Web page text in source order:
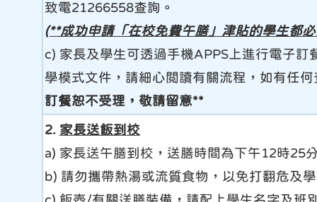
致電21266558查詢。
(**成功申請「在校免費午膳」津貼的學生都
c) 家長及學生可透過手機APPS上進行電子
學模式文件，請細心閲讀有關流程，如有任
訂餐恕不受理，敬請留意**
2. 家長送飯到校
a) 家長送午膳到校，送膳時間為下午12時25
b) 請勿攜帶熱湯或流質食物，以免打翻危及